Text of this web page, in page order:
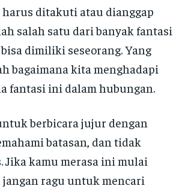
harus ditakuti atau dianggap
salah satu dari banyak fantasi
dimiliki seseorang. Yang
bagaimana kita menghadapi
fantasi ini dalam hubungan.
berbicara jujur dengan
batasan, dan tidak
Jika kamu merasa ini mulai
jangan ragu untuk mencari